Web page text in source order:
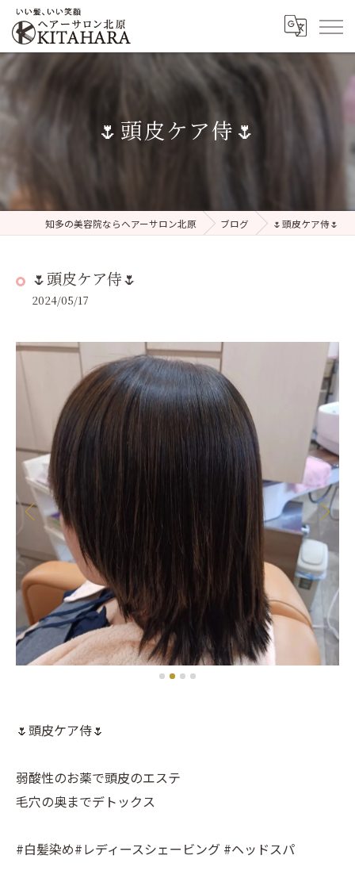
🌷頭皮ケア侍🌷
知多の美容院ならヘアーサロン北原 ブログ 🌷頭皮ケア侍🌷
🌷頭皮ケア侍🌷
2024/05/17
🌷頭皮ケア侍🌷
弱酸性のお薬で頭皮のエステ
毛穴の奥までデトックス
#白髪染め#レディースシェービング #ヘッドスパ